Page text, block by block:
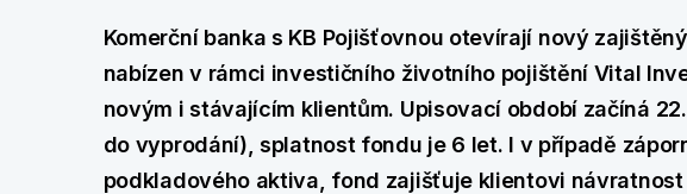
Komerční banka s KB Pojišťovnou otevírají nový
nabízen v rámci investičního životního pojištění Vital
novým i stávajícím klientům. Upisovací období začíná
do vyprodání), splatnost fondu je 6 let. I v případě
podkladového aktiva, fond zajišťuje klientovi návratnost